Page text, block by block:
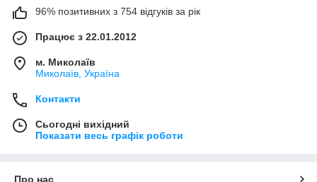
96% позитивних з 754 відгуків за рік
Працює з 22.01.2012
м. Миколаїв
Миколаїв, Україна
Контакти
Сьогодні вихідний
Показати весь графік роботи
Про нас